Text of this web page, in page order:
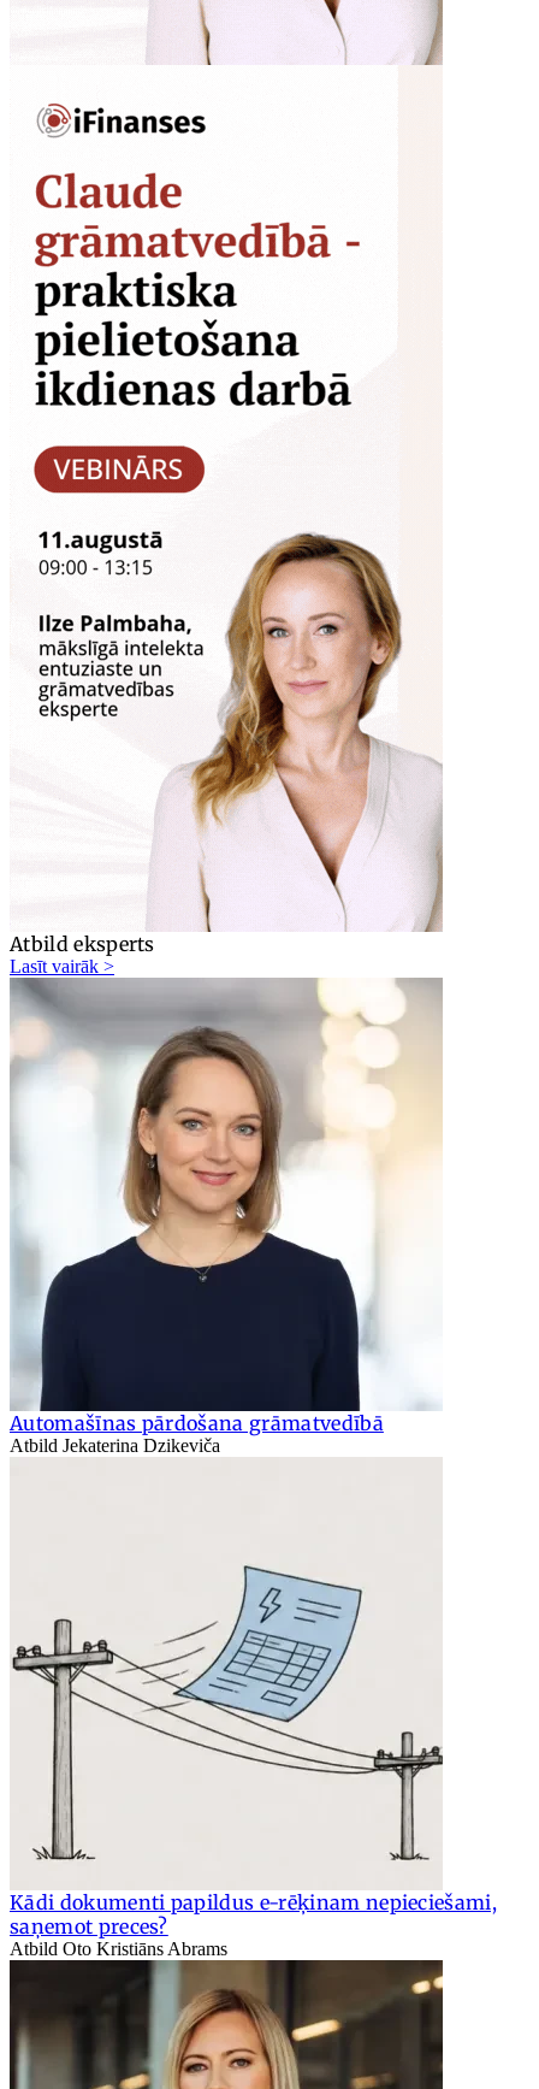
Atbild eksperts
Lasīt vairāk >
Automašīnas pārdošana grāmatvedībā
Atbild Jekaterina Dzikeviča
Kādi dokumenti papildus e-rēķinam nepieciešami,
saņemot preces?
Atbild Oto Kristiāns Abrams